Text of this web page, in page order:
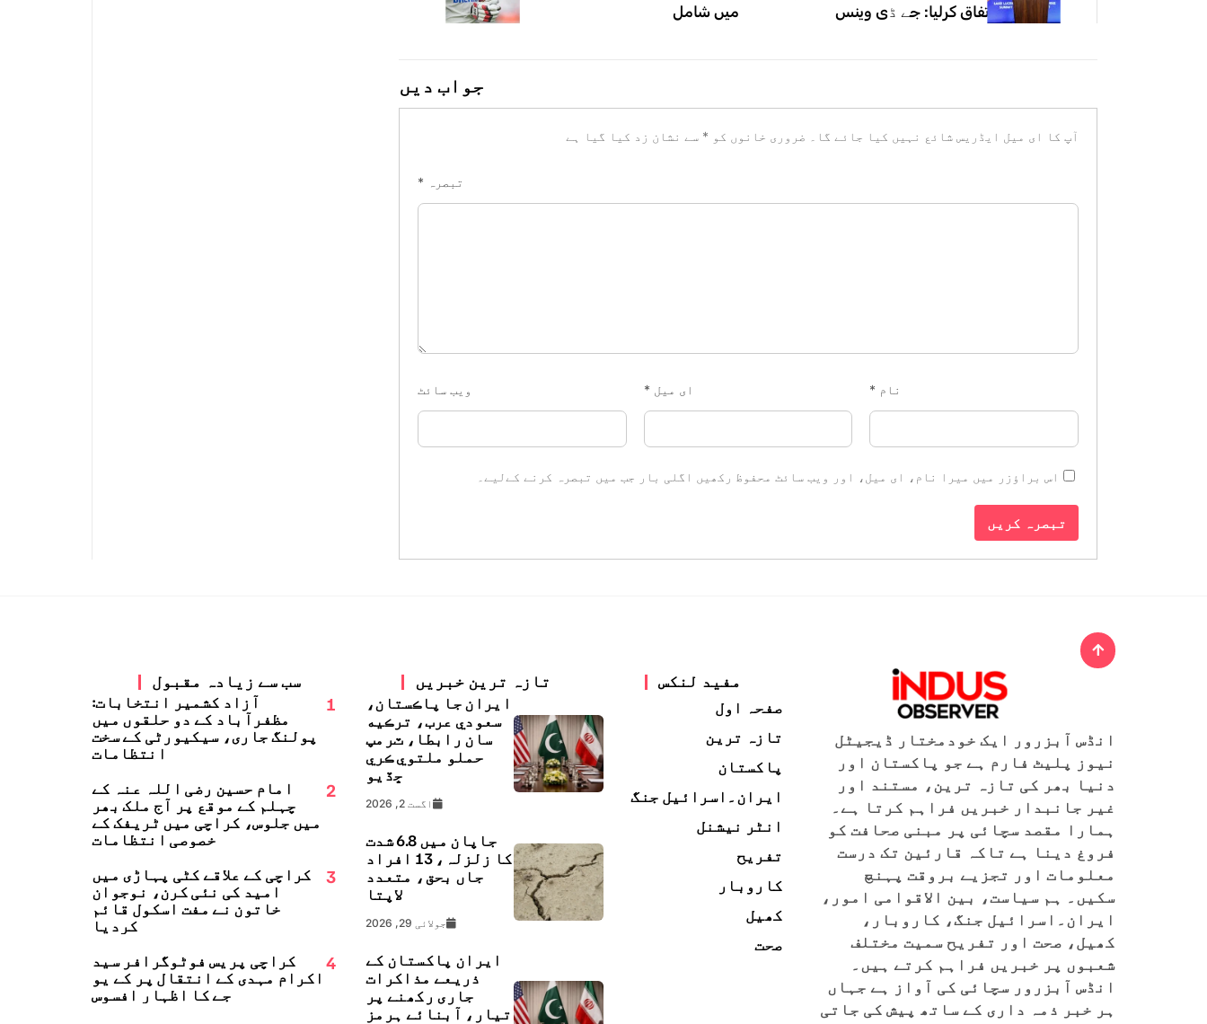
اتفاق کرلیا: جے ڈی وینس
میں شامل
جواب دیں
آپ کا ای میل ایڈریس شائع نہیں کیا جائے گا۔ ضروری خانوں کو * سے نشان زد کیا گیا ہے
تبصرہ *
نام * ای میل * ویب‌ سائٹ
اس براؤزر میں میرا نام، ای میل، اور ویب سائٹ محفوظ رکھیں اگلی بار جب میں تبصرہ کرنے کےلیے۔
انڈس آبزرور ایک خودمختار ڈیجیٹل
نیوز پلیٹ فارم ہے جو پاکستان اور
دنیا بھر کی تازہ ترین، مستند اور
غیر جانبدار خبریں فراہم کرتا ہے۔
ہمارا مقصد سچائی پر مبنی صحافت کو
فروغ دینا ہے تاکہ قارئین تک درست
معلومات اور تجزیے بروقت پہنچ
سکیں۔ ہم سیاست، بین الاقوامی امور،
ایران۔اسرائیل جنگ، کاروبار،
کھیل، صحت اور تفریح سمیت مختلف
شعبوں پر خبریں فراہم کرتے ہیں۔
انڈس آبزرور سچائی کی آواز ہے جہاں
ہر خبر ذمہ داری کے ساتھ پیش کی جاتی
مفید لنکس
صفحہ اول
تازہ ترین
پاکستان
ایران۔اسرائیل جنگ
انٹر نیشنل
تفریح
کاروبار
کھیل
صحت
تازہ ترین خبریں
ايران جا پاڪستان،
سعودي عرب، ترڪيه
سان رابطا، ٽرمپ
حملو ملتوي ڪري
ڇڏيو
اگست 2, 2026
جاپان میں 6.8 شدت
کا زلزلہ، 13 افراد
جاں بحق، متعدد
لاپتا
جولائی 29, 2026
ایران پاکستان کے
ذریعے مذاکرات
جاری رکھنے پر
تیار، آبنائے ہرمز
سب سے زیادہ مقبول
1
آزاد کشمیر انتخابات:
مظفرآباد کے دو حلقوں میں
پولنگ جاری، سیکیورٹی کے سخت
انتظامات
2
امام حسین رضی اللہ عنہ کے
چہلم کے موقع پر آج ملک بھر
میں جلوس، کراچی میں ٹریفک کے
خصوصی انتظامات
3
کراچی کے علاقے کٹی پہاڑی میں
امید کی نئی کرن، نوجوان
خاتون نے مفت اسکول قائم
کردیا
4
کراچی پریس فوٹوگرافر سید
اکرام مہدی کے انتقال پر کے یو
جے کا اظہارِ افسوس